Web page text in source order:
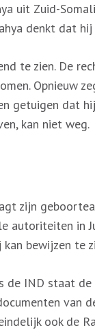
uit Zuid-
denkt dat
te zien. De
Opnieuw
getuigen dat
kan niet weg.
zijn
in
kan bewijzen te
de IND staat
van
ook de